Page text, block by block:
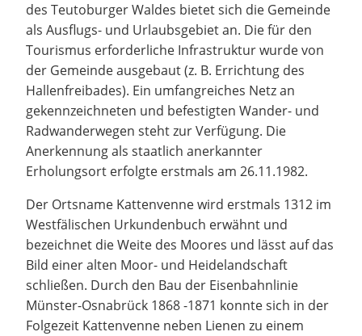
des Teutoburger Waldes bietet sich die Gemeinde
als Ausflugs- und Urlaubsgebiet an. Die für den
Tourismus erforderliche Infrastruktur wurde von
der Gemeinde ausgebaut (z. B. Errichtung des
Hallenfreibades). Ein umfangreiches Netz an
gekennzeichneten und befestigten Wander- und
Radwanderwegen steht zur Verfügung. Die
Anerkennung als staatlich anerkannter
Erholungsort erfolgte erstmals am 26.11.1982.
Der Ortsname Kattenvenne wird erstmals 1312 im
Westfälischen Urkundenbuch erwähnt und
bezeichnet die Weite des Moores und lässt auf das
Bild einer alten Moor- und Heidelandschaft
schließen. Durch den Bau der Eisenbahnlinie
Münster-Osnabrück 1868 -1871 konnte sich in der
Folgezeit Kattenvenne neben Lienen zu einem